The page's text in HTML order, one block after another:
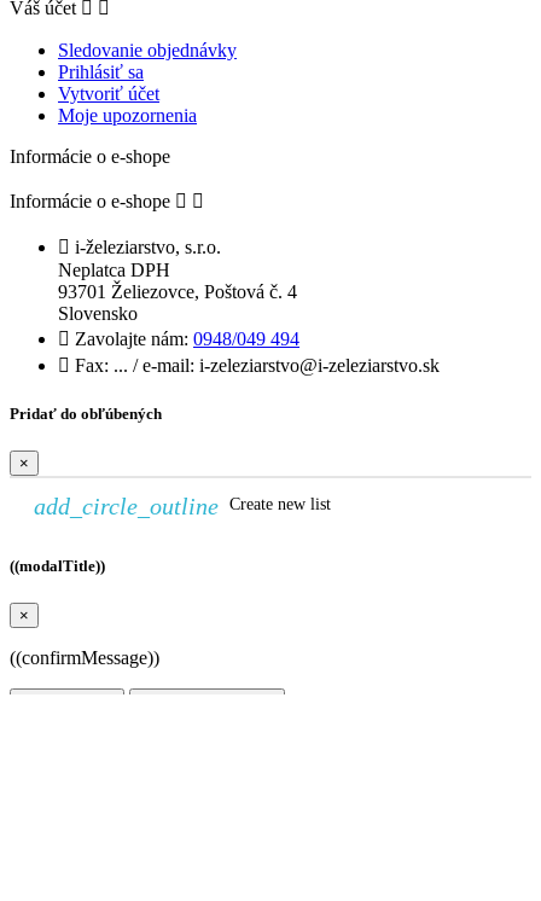
Váš účet  
Sledovanie objednávky
Prihlásiť sa
Vytvoriť účet
Moje upozornenia
Informácie o e-shope
Informácie o e-shope  
 i-železiarstvo, s.r.o.
Neplatca DPH
93701 Želiezovce, Poštová č. 4
Slovensko
 Zavolajte nám: 0948/049 494
 Fax: ... / e-mail: i-zeleziarstvo@i-zeleziarstvo.sk
Pridať do obľúbených
×
add_circle_outline Create new list
((modalTitle))
×
((confirmMessage))